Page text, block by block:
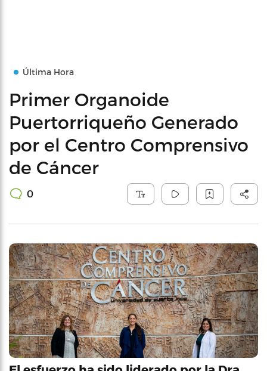
Última Hora
Primer Organoide
Puertorriqueño Generado
por el Centro Comprensivo
de Cáncer
0